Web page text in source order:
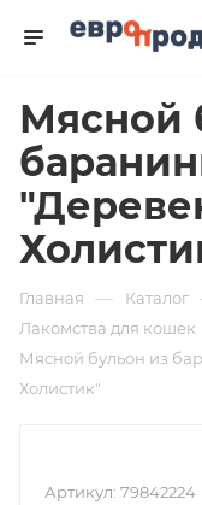
Мясной
Главная — Каталог
Лакомства для кошек
Мясной бульон из
Холистик"
Артикул: 79842224